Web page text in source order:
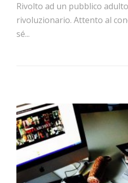
Rivolto ad un pubblico
rivoluzionario. Attento al
sé...